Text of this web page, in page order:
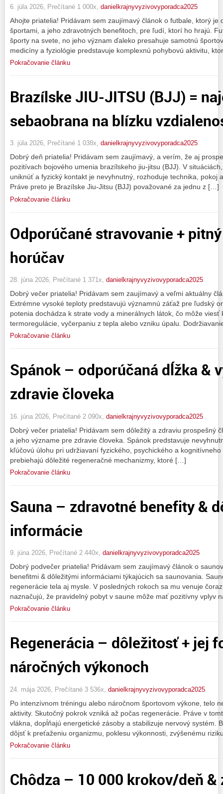
6. júla 2026, Prečítané 1 000x, danielkrajnyvyzivovyporadca2025
Ahojte priatelia! Pridávam sem zaujímavý článok o futbale, ktorý je
športami, a jeho zdravotných benefitoch, pre ľudí, ktorí ho hrajú.
športy na svete, no jeho význam ďaleko presahuje samotnú
medicíny a fyziológie predstavuje komplexnú pohybovú aktivitu,
Pokračovanie článku
Brazílske JIU-JITSU (BJJ) =
sebaobrana na blízku
3. júla 2026, Prečítané 1 038x, danielkrajnyvyzivovyporadca2025
Dobrý deň priatelia! Pridávam sem zaujímavý, a verím, že aj
pozitívach bojového umenia brazílskeho jiu-jitsu (BJJ). V
uniknúť a fyzický kontakt je nevyhnutný, rozhoduje technika, pokoj
Práve preto je Brazílske Jiu-Jitsu (BJJ) považované za jednu z […]
Pokračovanie článku
Odporúčané stravovanie +
horúčav
28. júna 2026, Prečítané 1 371x, danielkrajnyvyzivovyporadca2025
Dobrý večer priatelia! Pridávam sem zaujímavý a veľmi aktuálny
Extrémne vysoké teploty predstavujú významnú záťaž pre ľudský
potenia dochádza k strate vody a minerálnych látok, čo môže viesť
termoregulácie, vyčerpaniu z tepla alebo vzniku úpalu.
Pokračovanie článku
Spánok – odporúčaná dĺžka &
zdravie človeka
16. júna 2026, Prečítané 2 090x, danielkrajnyvyzivovyporadca2025
Dobrý večer priatelia! Pridávam sem dôležitý a zdraviu prospešný
a jeho význame pre zdravie človeka. Spánok predstavuje
kľúčovú úlohu pri udržiavaní fyzického, psychického a
prebiehajú dôležité regeneračné mechanizmy, ktoré […]
Pokračovanie článku
Sauna – zdravotné benefity &
informácie
9. júna 2026, Prečítané 2 440x, danielkrajnyvyzivovyporadca2025
Dobrý podvečer priatelia! Pridávam sem zaujímavý článok o
benefitmi & dôležitými informáciami týkajúcich sa saunovania.
regenerácie tela aj mysle. V posledných rokoch sa mu venuje
naznačujú, že pravidelný pobyt v saune môže mať pozitívny vplyv
Pokračovanie článku
Regenerácia – dôležitosť + jej
náročných výkonoch
24. mája 2026, Prečítané 3 536x, danielkrajnyvyzivovyporadca2025
Po intenzívnom tréningu alebo náročnom športovom výkone, telo
aktivity. Skutočný pokrok vzniká až počas regenerácie. Práve v
vlákna, dopĺňajú energetické zásoby a stabilizuje nervový systém.
dôjsť k preťaženiu organizmu, poklesu výkonnosti, zvýšenému
Pokračovanie článku
Chôdza – 10 000 krokov/deň &